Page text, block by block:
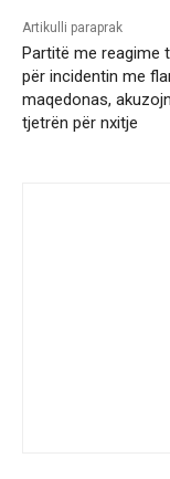
Artikulli paraprak
Partitë me reagime
për incidentin me
maqedonas,
tjetrën për nxitje